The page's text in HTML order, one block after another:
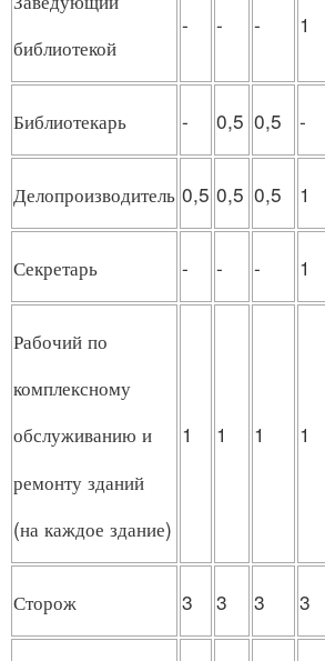
библиотекой
- - - 1
Библиотекарь - 0,5 0,5 -
Делопроизводитель 0,5 0,5 0,5 1
Секретарь - - - 1
Рабочий по
комплексному
обслуживанию и
ремонту зданий
(на каждое здание)
1 1 1 1
Сторож 3 3 3 3